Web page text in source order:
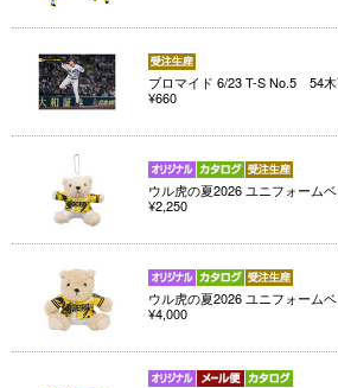
ブロマイド 6/23 T-S No.5 54
¥660
ウル虎の夏2026 ユニフォーム
¥2,250
ウル虎の夏2026 ユニフォーム
¥4,000